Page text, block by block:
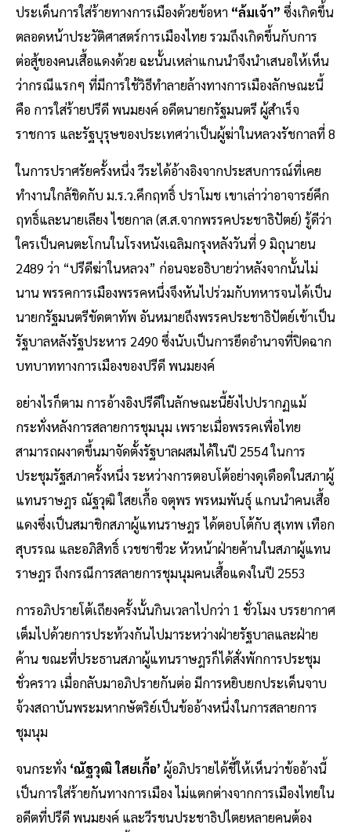
ประเด็นการใส่ร้ายทางการเมืองด้วยข้อหา “ล้มเจ้า” ซึ่งเกิดขึ้น
ตลอดหน้าประวัติศาสตร์การเมืองไทย รวมถึงเกิดขึ้นกับการ
ต่อสู้ของคนเสื้อแดงด้วย ฉะนั้นเหล่าแกนนำจึงนำเสนอให้เห็น
ว่ากรณีแรกๆ ที่มีการใช้วิธีทำลายล้างทางการเมืองลักษณะนี้
คือ การใส่ร้ายปรีดี พนมยงค์ อดีตนายกรัฐมนตรี ผู้สำเร็จ
ราชการ และรัฐบุรุษของประเทศว่าเป็นผู้ฆ่าในหลวงรัชกาลที่ 8
ในการปราศรัยครั้งหนึ่ง วีระได้อ้างอิงจากประสบการณ์ที่เคย
ทำงานใกล้ชิดกับ ม.ร.ว.คึกฤทธิ์ ปราโมช เขาเล่าว่าอาจารย์คึก
ฤทธิ์และนายเลียง ไชยกาล (ส.ส.จากพรรคประชาธิปัตย์) รู้ดีว่า
ใครเป็นคนตะโกนในโรงหนังเฉลิมกรุงหลังวันที่ 9 มิถุนายน
2489 ว่า “ปรีดีฆ่าในหลวง” ก่อนจะอธิบายว่าหลังจากนั้นไม่
นาน พรรคการเมืองพรรคหนึ่งจึงหันไปร่วมกับทหารจนได้เป็น
นายกรัฐมนตรีขัดตาทัพ อันหมายถึงพรรคประชาธิปัตย์เข้าเป็น
รัฐบาลหลังรัฐประหาร 2490 ซึ่งนับเป็นการยึดอำนาจที่ปิดฉาก
บทบาททางการเมืองของปรีดี พนมยงค์
อย่างไรก็ตาม การอ้างอิงปรีดีในลักษณะนี้ยังไปปรากฏแม้
กระทั่งหลังการสลายการชุมนุม เพราะเมื่อพรรคเพื่อไทย
สามารถผงาดขึ้นมาจัดตั้งรัฐบาลผสมได้ในปี 2554 ในการ
ประชุมรัฐสภาครั้งหนึ่ง ระหว่างการตอบโต้อย่างดุเดือดในสภาผู้
แทนราษฎร ณัฐวุฒิ ใสยเกื้อ จตุพร พรหมพันธุ์ แกนนำคนเสื้อ
แดงซึ่งเป็นสมาชิกสภาผู้แทนราษฎร ได้ตอบโต้กับ สุเทพ เทือก
สุบรรณ และอภิสิทธิ์ เวชชาชีวะ หัวหน้าฝ่ายค้านในสภาผู้แทน
ราษฎร ถึงกรณีการสลายการชุมนุมคนเสื้อแดงในปี 2553
การอภิปรายโต้เถียงครั้งนั้นกินเวลาไปกว่า 1 ชั่วโมง บรรยากาศ
เต็มไปด้วยการประท้วงกันไปมาระหว่างฝ่ายรัฐบาลและฝ่าย
ค้าน ขณะที่ประธานสภาผู้แทนราษฎรก็ได้สั่งพักการประชุม
ชั่วคราว เมื่อกลับมาอภิปรายกันต่อ มีการหยิบยกประเด็นจาบ
จ้วงสถาบันพระมหากษัตริย์เป็นข้ออ้างหนึ่งในการสลายการ
ชุมนุม
จนกระทั่ง ‘ณัฐวุฒิ ใสยเกื้อ’ ผู้อภิปรายได้ชี้ให้เห็นว่าข้ออ้างนี้
เป็นการใส่ร้ายกันทางการเมือง ไม่แตกต่างจากการเมืองไทยใน
อดีตที่ปรีดี พนมยงค์ และวีรชนประชาธิปไตยหลายคนต้อง